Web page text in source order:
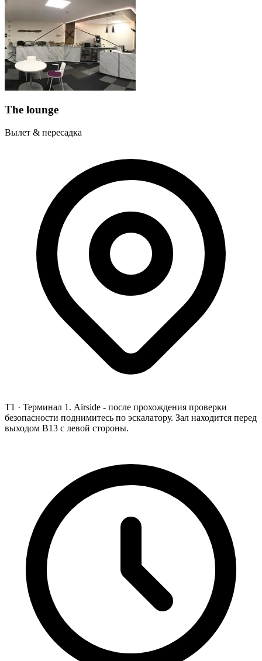
The lounge
Вылет & пересадка
T1 · Терминал 1. Airside - после прохождения проверки
безопасности поднимитесь по эскалатору. Зал находится перед
выходом B13 с левой стороны.